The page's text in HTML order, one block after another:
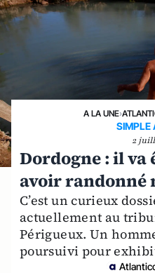
A LA UNE›
SIMPLE
2
Dordogne : il va
avoir randonné
C’est un curieux
actuellement au
Périgueux. Un
poursuivi pour